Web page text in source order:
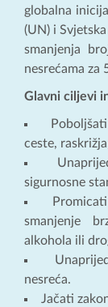
globalna
(UN) i
smanjenja
nesrećama za
Glavni ciljevi
ceste,
sigurnosne
smanjenje
alkohola ili
nesreća.
Jačati